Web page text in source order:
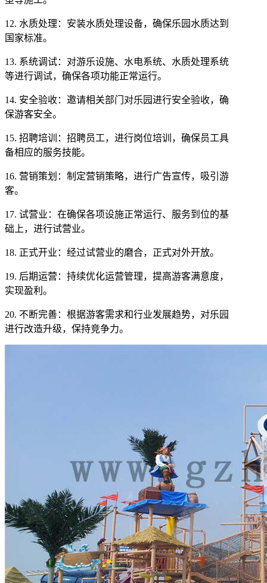
12. 水质处理：安装水质处理设备，确保乐园水质达到
国家标准。
13. 系统调试：对游乐设施、水电系统、水质处理系统
等进行调试，确保各项功能正常运行。
14. 安全验收：邀请相关部门对乐园进行安全验收，确
保游客安全。
15. 招聘培训：招聘员工，进行岗位培训，确保员工具
备相应的服务技能。
16. 营销策划：制定营销策略，进行广告宣传，吸引游
客。
17. 试营业：在确保各项设施正常运行、服务到位的基
础上，进行试营业。
18. 正式开业：经过试营业的磨合，正式对外开放。
19. 后期运营：持续优化运营管理，提高游客满意度，
实现盈利。
20. 不断完善：根据游客需求和行业发展趋势，对乐园
进行改造升级，保持竞争力。